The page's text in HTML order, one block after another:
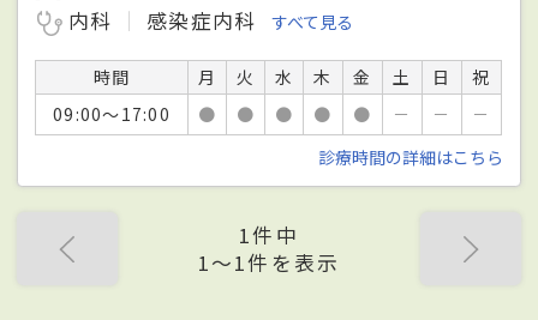
内科
感染症内科 すべて見る
時間 月 火 水 木 金 土 日
祝
09:00～17:00
● ● ● ● ● － －
－
診療時間の詳細はこちら
1件中
1〜1件を表示